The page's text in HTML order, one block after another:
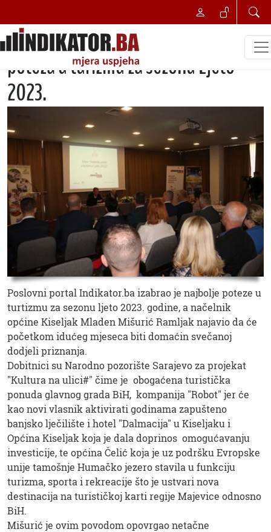
NAJBOLJI POSLOVNI POTEZ
Kiseljak domaćin izbora najboljeg
poteza u turizmu za sezonu Ljeto
2023.
Poslovni portal Indikator.ba izabrao je najbolje poteze u
turtizmu za sezonu ljeto 2023. godine, a načelnik
općine Kiseljak Mladen Mišurić Ramljak najavio da će
početkom idućeg mjeseca biti domaćin svečanoj
dodjeli priznanja.
Dobitnici su Narodno pozorište Sarajevo za projekat
"Kultura na ulici#" čime je obogaćena turistička
ponuda glavnog grada BiH, kompanija "Robot" jer će
kao novi vlasnik aktivirati godinama zapušteno
banjsko lječilište i hotel "Dalmacija" u Kiseljaku i
Općina Kiseljak koja je dala doprinos omogućavanju
investicije, te općina Čelić koja je uz podršku Evropske
unije tamošnje Humačko jezero stavila u funkciju
turizma, sporta i rekreacije što je ustvari nova
destinacija na turističkoj karti regije Majevice odnosno
BiH.
Mišurić je ovim povodom opovrgao netačne